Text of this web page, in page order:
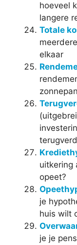
hoeveel
langere
Totale
elkaar
uitkering
opeet?
je
huis wilt
je je